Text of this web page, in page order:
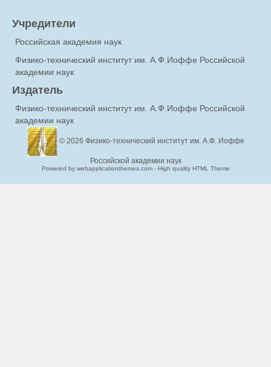
Учредители
Российская академия наук
Физико-технический институт им. А.Ф.Иоффе Российской
академии наук
Издатель
Физико-технический институт им. А.Ф.Иоффе Российской
академии наук
© 2026 Физико-технический институт им. А.Ф. Иоффе
Российской академии наук
Powered by webapplicationthemes.com - High quality HTML Theme